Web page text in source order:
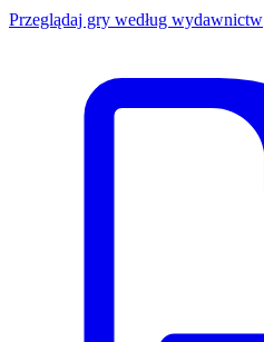
Przeglądaj gry według wydawnictw